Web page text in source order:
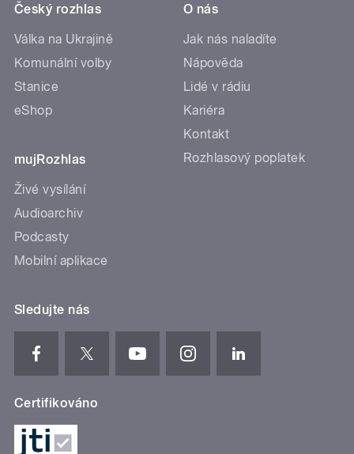
Český rozhlas
Válka na Ukrajině
Komunální volby
Stanice
eShop
mujRozhlas
Živé vysílání
Audioarchiv
Podcasty
Mobilní aplikace
O nás
Jak nás naladíte
Nápověda
Lidé v rádiu
Kariéra
Kontakt
Rozhlasový poplatek
Sledujte nás
Certifikováno